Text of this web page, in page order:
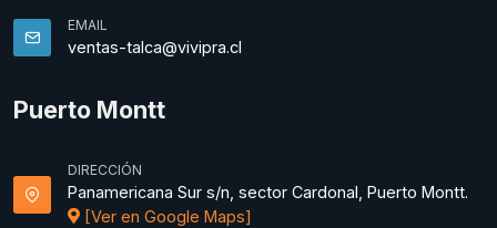
EMAIL
ventas-talca@vivipra.cl
Puerto Montt
DIRECCIÓN
Panamericana Sur s/n, sector Cardonal, Puerto Montt.
[Ver en Google Maps]